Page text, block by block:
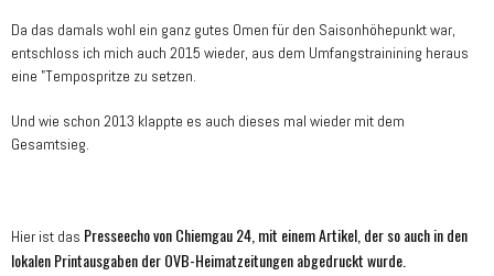
Da das damals wohl ein ganz gutes Omen für den Saisonhöhepunkt war,
entschloss ich mich auch 2015 wieder, aus dem Umfangstrainining heraus
eine "Tempospritze zu setzen.
Und wie schon 2013 klappte es auch dieses mal wieder mit dem
Gesamtsieg.
Hier ist das Presseecho von Chiemgau 24, mit einem Artikel, der so auch in den
lokalen Printausgaben der OVB-Heimatzeitungen abgedruckt wurde.